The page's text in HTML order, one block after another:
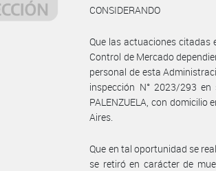
CONSIDERANDO
Que las actuaciones citadas
Control de Mercado
personal de esta
inspección N° 2023/293 en
PALENZUELA, con domicilio
Aires.
Que en tal oportunidad se
se retiró en carácter de